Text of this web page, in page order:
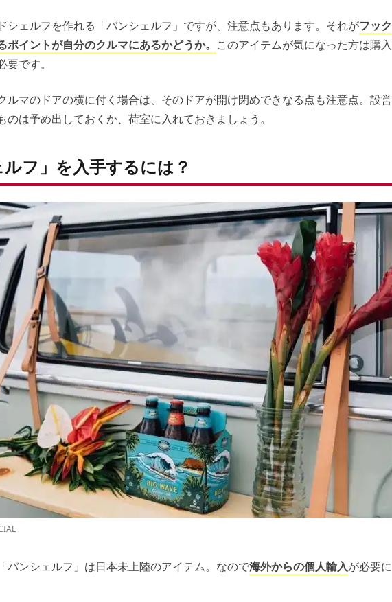
シェルフを作れる「バンシェルフ」ですが、注意点もあります。それがフック
ポイントが自分のクルマにあるかどうか。 このアイテムが気になった方は購入
です。
ルマのドアの横に付く場合は、そのドアが開け閉めできなる点も注意点。設営
のは予め出しておくか、荷室に入れておきましょう。
ルフ」を入手するには？
バンシェルフ」は日本未上陸のアイテム。なので海外からの個人輸入が必要に